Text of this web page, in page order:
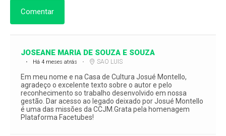
Comentar
JOSEANE MARIA DE SOUZA E SOUZA
Há 4 meses atrás SAO LUIS
Em meu nome e na Casa de Cultura Josué Montello,
agradeço o excelente texto sobre o autor e pelo
reconhecimento so trabalho desenvolvido em nossa
gestão. Dar acesso ao legado deixado por Josué Montello
é uma das missões da CCJM.Grata pela homenagem
Plataforma Facetubes!